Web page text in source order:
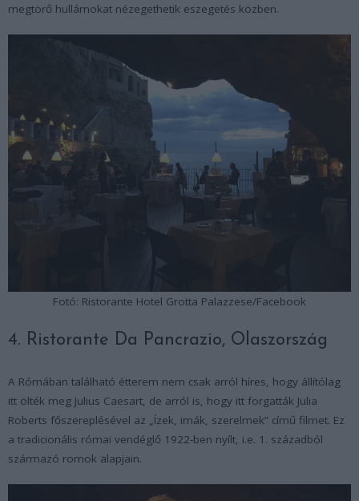
megtörő hullámokat nézegethetik eszegetés közben.
Fotó: Ristorante Hotel Grotta Palazzese/Facebook
4. Ristorante Da Pancrazio, Olaszország
A Rómában található étterem nem csak arról híres, hogy állítólag
itt ölték meg Julius Caesart, de arról is, hogy itt forgatták Julia
Roberts főszereplésével az „Ízek, imák, szerelmek” című filmet. Ez
a tradicionális római vendéglő 1922-ben nyílt, i.e. 1. századból
származó romok alapjain.